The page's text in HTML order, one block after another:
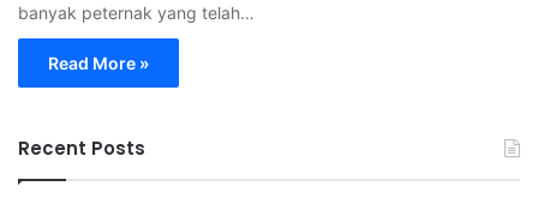
banyak peternak yang telah…
Read More »
Recent Posts